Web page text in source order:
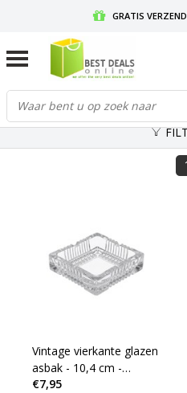
GRATIS
GRATIS RETOURNEREN
Vintage vierkante glazen
asbak - 10,4 cm -
Transparant - 1 Stuks
€7,95